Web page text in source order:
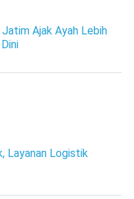
Ajak Ayah Lebih
Layanan Logistik